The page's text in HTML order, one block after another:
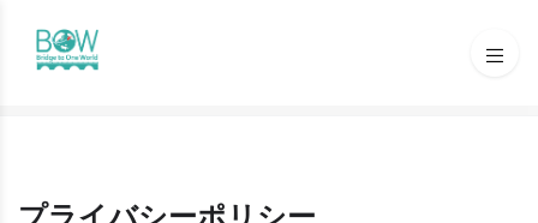
プライバシーポリシー